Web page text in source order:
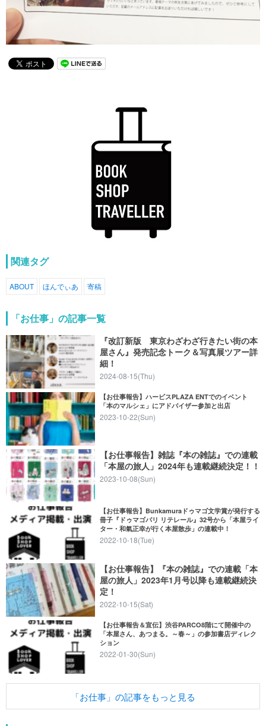
関連タグ
ABOUT ほんでぃあ 寄稿
「お仕事」の記事一覧
『改訂新版 東京わざわざ行きたい街の本
屋さん』発売記念トーク＆写真展ツアー詳
細！
2024-08-15(Thu)
【お仕事報告】ハービスPLAZA ENTでのイベント
「本のマルシェ」にアドバイザー参加と出店
2023-10-22(Sun)
【お仕事報告】雑誌『本の雑誌』での連載
「本屋の旅人」2024年も連載継続決定！！
2023-10-08(Sun)
【お仕事報告】Bunkamuraドゥマゴ文学賞が発行する
冊子『ドゥマゴパリ リテレール』32号から「本屋ライ
ター・和氣正幸が行く本屋散歩」の連載中！
2022-10-18(Tue)
【お仕事報告】『本の雑誌』での連載「本
屋の旅人」2023年1月号以降も連載継続決
定！
2022-10-15(Sat)
【お仕事報告＆宣伝】渋谷PARCO8階にて開催中の
「本屋さん、あつまる。～春～」の参加書店ディレク
ション
2022-01-30(Sun)
「お仕事」の記事をもっと見る